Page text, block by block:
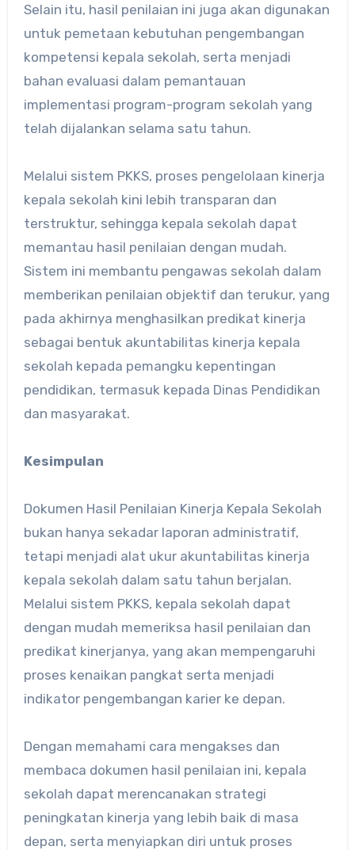
Selain itu, hasil penilaian ini juga akan digunakan
untuk pemetaan kebutuhan pengembangan
kompetensi kepala sekolah, serta menjadi
bahan evaluasi dalam pemantauan
implementasi program-program sekolah yang
telah dijalankan selama satu tahun.
Melalui sistem PKKS, proses pengelolaan kinerja
kepala sekolah kini lebih transparan dan
terstruktur, sehingga kepala sekolah dapat
memantau hasil penilaian dengan mudah.
Sistem ini membantu pengawas sekolah dalam
memberikan penilaian objektif dan terukur, yang
pada akhirnya menghasilkan predikat kinerja
sebagai bentuk akuntabilitas kinerja kepala
sekolah kepada pemangku kepentingan
pendidikan, termasuk kepada Dinas Pendidikan
dan masyarakat.
Kesimpulan
Dokumen Hasil Penilaian Kinerja Kepala Sekolah
bukan hanya sekadar laporan administratif,
tetapi menjadi alat ukur akuntabilitas kinerja
kepala sekolah dalam satu tahun berjalan.
Melalui sistem PKKS, kepala sekolah dapat
dengan mudah memeriksa hasil penilaian dan
predikat kinerjanya, yang akan mempengaruhi
proses kenaikan pangkat serta menjadi
indikator pengembangan karier ke depan.
Dengan memahami cara mengakses dan
membaca dokumen hasil penilaian ini, kepala
sekolah dapat merencanakan strategi
peningkatan kinerja yang lebih baik di masa
depan, serta menyiapkan diri untuk proses